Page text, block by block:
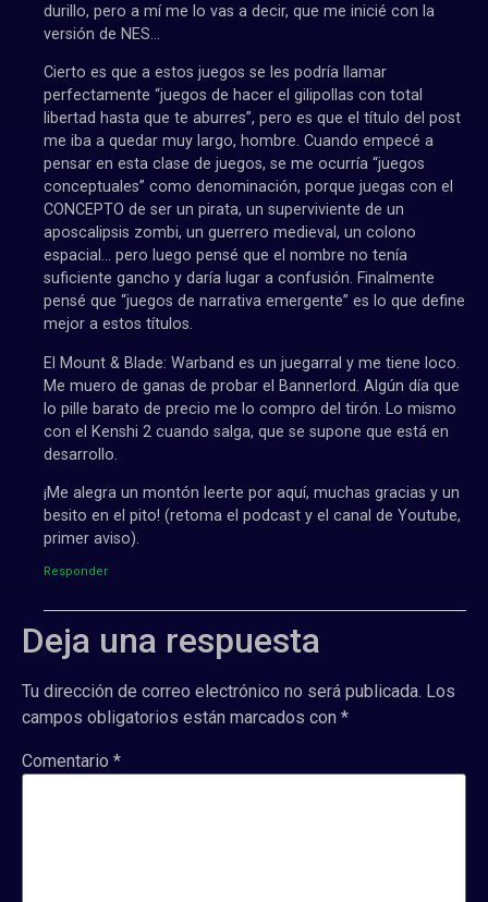
durillo, pero a mí me lo vas a decir, que me inicié con la
versión de NES…
Cierto es que a estos juegos se les podría llamar
perfectamente “juegos de hacer el gilipollas con total
libertad hasta que te aburres”, pero es que el título del post
me iba a quedar muy largo, hombre. Cuando empecé a
pensar en esta clase de juegos, se me ocurría “juegos
conceptuales” como denominación, porque juegas con el
CONCEPTO de ser un pirata, un superviviente de un
aposcalipsis zombi, un guerrero medieval, un colono
espacial… pero luego pensé que el nombre no tenía
suficiente gancho y daría lugar a confusión. Finalmente
pensé que “juegos de narrativa emergente” es lo que define
mejor a estos títulos.
El Mount & Blade: Warband es un juegarral y me tiene loco.
Me muero de ganas de probar el Bannerlord. Algún día que
lo pille barato de precio me lo compro del tirón. Lo mismo
con el Kenshi 2 cuando salga, que se supone que está en
desarrollo.
¡Me alegra un montón leerte por aquí, muchas gracias y un
besito en el pito! (retoma el podcast y el canal de Youtube,
primer aviso).
Responder
Deja una respuesta
Tu dirección de correo electrónico no será publicada. Los
campos obligatorios están marcados con *
Comentario *